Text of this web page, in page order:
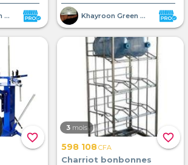
Khayroon Green Shelter SUARL Khayroon Green Shelter SUARL
favorite_border favorite_border
3 mois
598 108CFA
Charriot bonbonnes